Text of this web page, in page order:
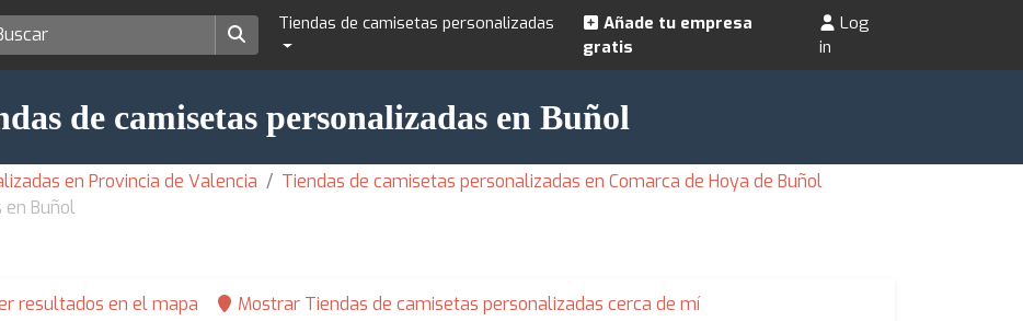
Tiendas de camisetas personalizadas
Añade tu empresa
gratis
Log
in
de camisetas personalizadas en Buñol
en Provincia de Valencia
Tiendas de camisetas personalizadas en Comarca de Hoya de Buñol
Buñol
resultados en el mapa Mostrar Tiendas de camisetas personalizadas cerca de mí